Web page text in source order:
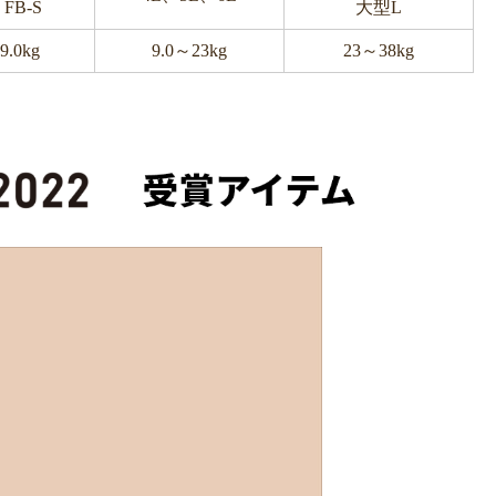
S 大型L
9.0～23kg 23～38kg